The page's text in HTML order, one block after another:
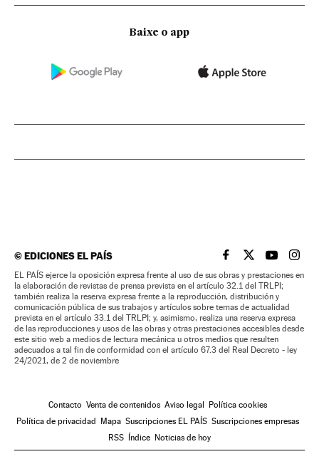
Baixe o app
©EDICIONES EL PAÍS EL PAÍS BRASIL EN
EL PAÍSEL PAÍS
EL
EL PAÍS ejerce la oposición expresa frente al uso de sus obras y prestaciones en
la elaboración de revistas de prensa prevista en el artículo 32.1 del TRLPI;
también realiza la reserva expresa frente a la reproducción, distribución y
comunicación pública de sus trabajos y artículos sobre temas de actualidad
prevista en el artículo 33.1 del TRLPI; y, asimismo, realiza una reserva expresa
de las reproducciones y usos de las obras y otras prestaciones accesibles desde
este sitio web a medios de lectura mecánica u otros medios que resulten
adecuados a tal fin de conformidad con el artículo 67.3 del Real Decreto - ley
24/2021, de 2 de noviembre
Contacto Venta de contenidos Aviso legal
Política cookies
Política de privacidad
Mapa Suscripciones EL PAÍS Suscripciones empresas
RSS
Índice Noticias de hoy